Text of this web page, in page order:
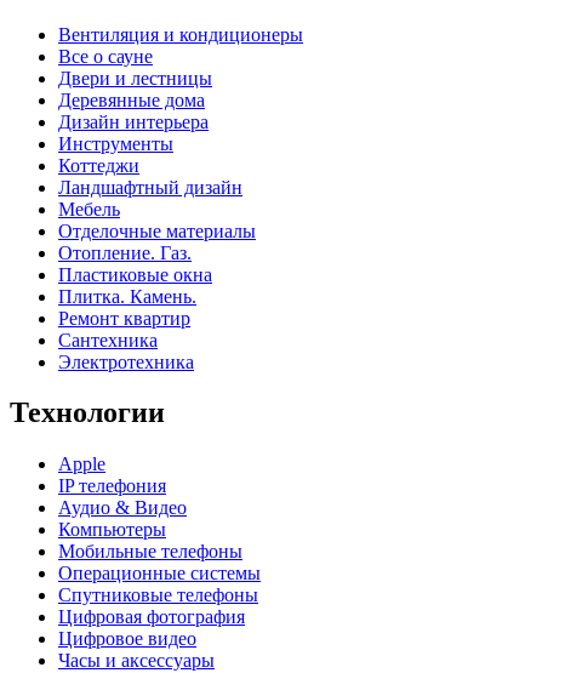
Вентиляция и кондиционеры
Все о сауне
Двери и лестницы
Деревянные дома
Дизайн интерьера
Инструменты
Коттеджи
Ландшафтный дизайн
Мебель
Отделочные материалы
Отопление. Газ.
Пластиковые окна
Плитка. Камень.
Ремонт квартир
Сантехника
Электротехника
Технологии
Apple
IP телефония
Аудио & Видео
Компьютеры
Мобильные телефоны
Операционные системы
Спутниковые телефоны
Цифровая фотография
Цифровое видео
Часы и аксессуары